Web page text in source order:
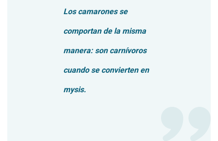
Los camarones se
comportan de la misma
manera: son carnívoros
cuando se convierten en
mysis.